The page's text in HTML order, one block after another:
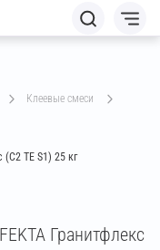
клеевые смеси
TE S1) 25 кг
Гранитфлекс